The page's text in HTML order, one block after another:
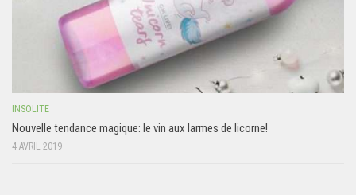
INSOLITE
Nouvelle tendance magique: le vin aux larmes de licorne!
4 AVRIL 2019